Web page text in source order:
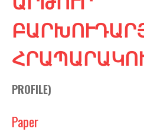
h
f
o
r
PROFILE)
Paper